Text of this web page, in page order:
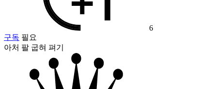
6
구독 필요
아처 팔 굽혀 펴기